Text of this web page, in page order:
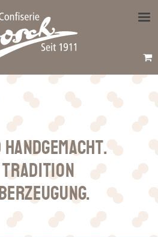
Tradition